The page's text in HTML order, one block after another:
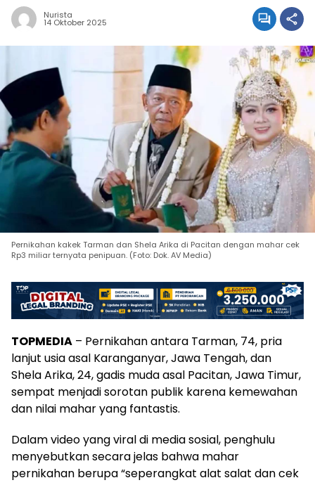
Nurista
14 Oktober 2025
Pernikahan kakek Tarman dan Shela Arika di Pacitan dengan mahar cek
Rp3 miliar ternyata penipuan. (Foto: Dok. AV Media)
TOPMEDIA – Pernikahan antara Tarman, 74, pria
lanjut usia asal Karanganyar, Jawa Tengah, dan
Shela Arika, 24, gadis muda asal Pacitan, Jawa Timur,
sempat menjadi sorotan publik karena kemewahan
dan nilai mahar yang fantastis.
Dalam video yang viral di media sosial, penghulu
menyebutkan secara jelas bahwa mahar
pernikahan berupa “seperangkat alat salat dan cek